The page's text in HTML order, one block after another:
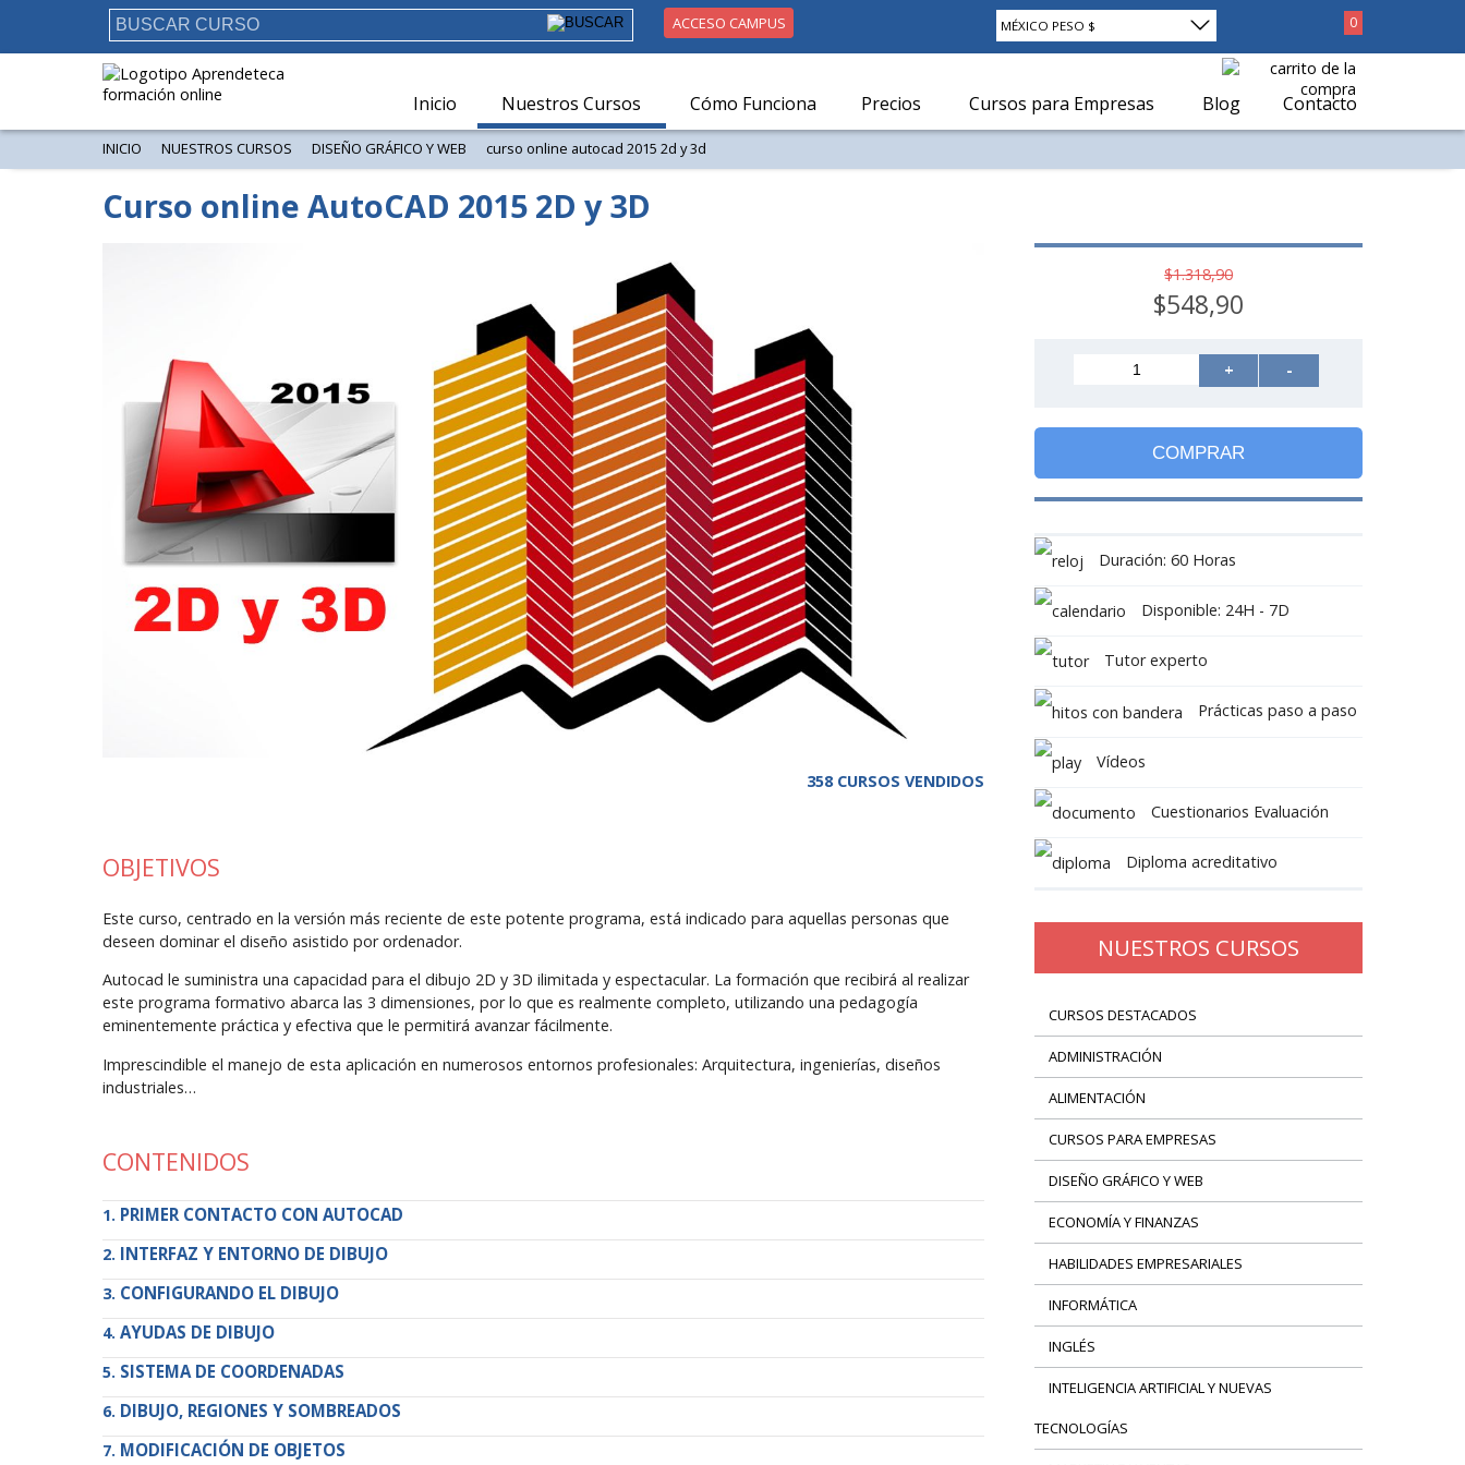
MÉXICO PESO $ 0
ACCESO CAMPUS
Inicio Nuestros Cursos Cómo Funciona Precios Cursos para Empresas Blog Contacto
INICIO NUESTROS CURSOS DISEÑO GRÁFICO Y WEB curso online autocad 2015 2d y 3d
Curso online AutoCAD 2015 2D y 3D
358 CURSOS VENDIDOS
OBJETIVOS
Este curso, centrado en la versión más reciente de este potente programa, está indicado para aquellas personas que
deseen dominar el diseño asistido por ordenador.
Autocad le suministra una capacidad para el dibujo 2D y 3D ilimitada y espectacular. La formación que recibirá al realizar
este programa formativo abarca las 3 dimensiones, por lo que es realmente completo, utilizando una pedagogía
eminentemente práctica y efectiva que le permitirá avanzar fácilmente.
Imprescindible el manejo de esta aplicación en numerosos entornos profesionales: Arquitectura, ingenierías, diseños
industriales…
CONTENIDOS
PRIMER CONTACTO CON AUTOCAD
INTERFAZ Y ENTORNO DE DIBUJO
CONFIGURANDO EL DIBUJO
AYUDAS DE DIBUJO
SISTEMA DE COORDENADAS
DIBUJO, REGIONES Y SOMBREADOS
MODIFICACIÓN DE OBJETOS
$1.318,90
$548,90
+ -
COMPRAR
Duración: 60 Horas
Disponible: 24H - 7D
Tutor experto
Prácticas paso a paso
Vídeos
Cuestionarios Evaluación
Diploma acreditativo
NUESTROS CURSOS
CURSOS DESTACADOS
ADMINISTRACIÓN
ALIMENTACIÓN
CURSOS PARA EMPRESAS
DISEÑO GRÁFICO Y WEB
ECONOMÍA Y FINANZAS
HABILIDADES EMPRESARIALES
INFORMÁTICA
INGLÉS
INTELIGENCIA ARTIFICIAL Y NUEVAS
TECNOLOGÍAS